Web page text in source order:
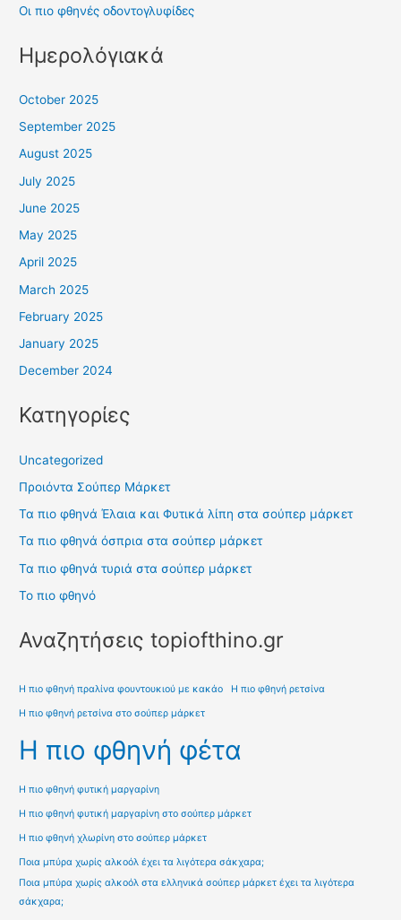
Οι πιο φθηνές οδοντογλυφίδες
Ημερολόγιακά
October 2025
September 2025
August 2025
July 2025
June 2025
May 2025
April 2025
March 2025
February 2025
January 2025
December 2024
Κατηγορίες
Uncategorized
Προιόντα Σούπερ Μάρκετ
Τα πιο φθηνά Έλαια και Φυτικά λίπη στα σούπερ μάρκετ
Τα πιο φθηνά όσπρια στα σούπερ μάρκετ
Τα πιο φθηνά τυριά στα σούπερ μάρκετ
Το πιο φθηνό
Αναζητήσεις topiofthino.gr
Η πιο φθηνή πραλίνα φουντουκιού με κακάο Η πιο φθηνή ρετσίνα
Η πιο φθηνή ρετσίνα στο σούπερ μάρκετ
Η πιο φθηνή φέτα
Η πιο φθηνή φυτική μαργαρίνη
Η πιο φθηνή φυτική μαργαρίνη στο σούπερ μάρκετ
Η πιο φθηνή χλωρίνη στο σούπερ μάρκετ
Ποια μπύρα χωρίς αλκοόλ έχει τα λιγότερα σάκχαρα;
Ποια μπύρα χωρίς αλκοόλ στα ελληνικά σούπερ μάρκετ έχει τα λιγότερα
σάκχαρα;